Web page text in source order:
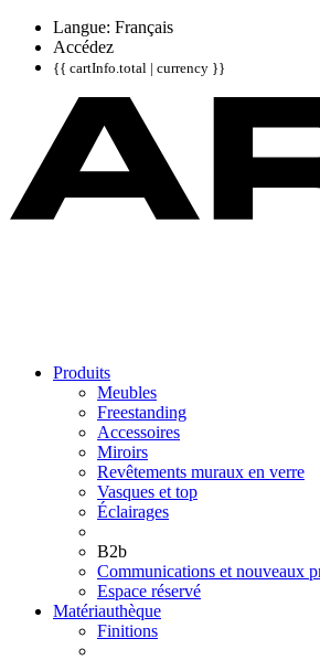
Langue: Français
Accédez
{{ cartInfo.total | currency }}
Produits
Meubles
Freestanding
Accessoires
Miroirs
Revêtements muraux en verre
Vasques et top
Éclairages
B2b
Communications et nouveaux
Espace réservé
Matériauthèque
Finitions